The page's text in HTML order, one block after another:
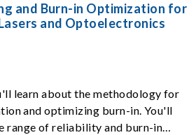
and Burn-in Optimization for
and Optoelectronics
learn about the methodology for
and optimizing burn-in. You'll
range of reliability and burn-in